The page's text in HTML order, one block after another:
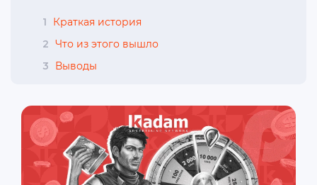
1
Краткая история
2 Что из этого вышло
3
Выводы